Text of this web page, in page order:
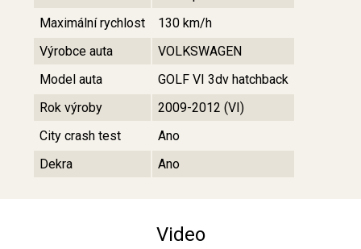
Maximální rychlost
130 km/h
Výrobce auta
VOLKSWAGEN
Model auta
GOLF VI 3dv hatchback
Rok výroby
2009-2012 (VI)
City crash test
Ano
Dekra
Ano
Video